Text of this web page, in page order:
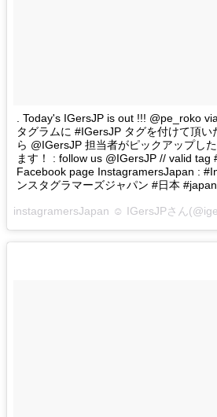
. Today's IGersJP is out !!! @pe_roko
タグラムに #IGersJP タグを付けて頂
ら @IGersJP 担当者がピックアップし
ます！ : follow us @IGersJP // valid tag
Facebook page InstagramersJapan :
ンスタグラマーズジャパン #日本